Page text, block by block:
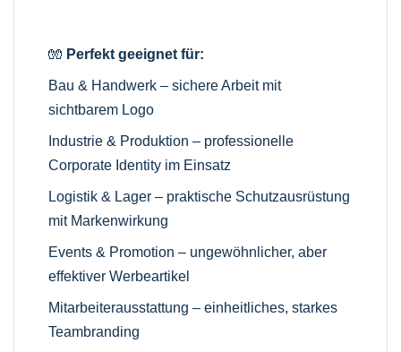
🧤 Perfekt geeignet für:
Bau & Handwerk – sichere Arbeit mit
sichtbarem Logo
Industrie & Produktion – professionelle
Corporate Identity im Einsatz
Logistik & Lager – praktische Schutzausrüstung
mit Markenwirkung
Events & Promotion – ungewöhnlicher, aber
effektiver Werbeartikel
Mitarbeiterausstattung – einheitliches, starkes
Teambranding